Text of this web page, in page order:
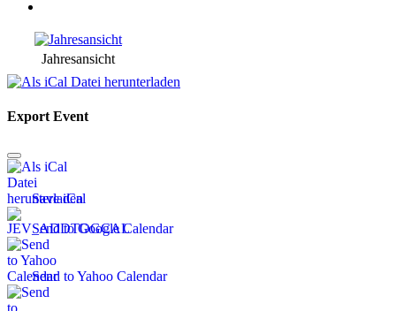
Jahresansicht
Export Event
Save iCal
Send to Google Calendar
Send to Yahoo Calendar